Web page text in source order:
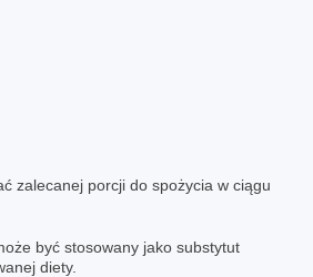
zalecanej porcji do spożycia w ciągu
być stosowany jako substytut
diety.